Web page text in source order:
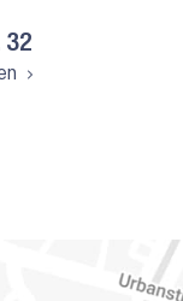
32